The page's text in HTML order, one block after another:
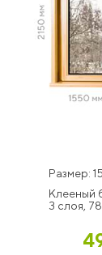
Размер:
Клееный
3 слоя,